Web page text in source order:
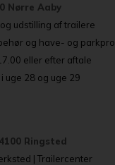
Nørre Aaby
udstilling af trailere
og have- og
eller efter aftale
uge 28 og uge 29
Ringsted
| Trailercenter